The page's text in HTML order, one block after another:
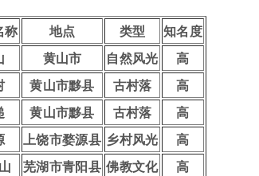
称 地点 类型
知名度
黄山市 自然风光
高
黄山市黟县 古村落
高
黄山市黟县 古村落
高
上饶市婺源县 乡村风光
高
芜湖市青阳县 佛教文化
高